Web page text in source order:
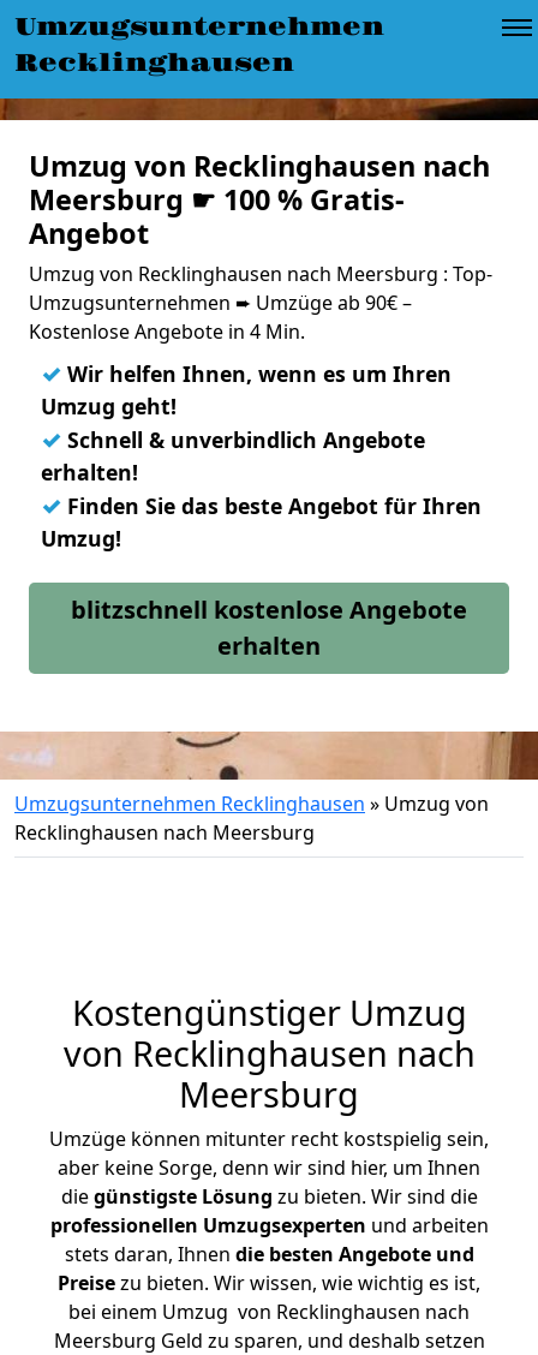
Umzugsunternehmen
Recklinghausen
Umzug von Recklinghausen nach
Meersburg ☛ 100 % Gratis-
Angebot
Umzug von Recklinghausen nach Meersburg : Top-
Umzugsunternehmen ➨ Umzüge ab 90€ –
Kostenlose Angebote in 4 Min.
✓ Wir helfen Ihnen, wenn es um Ihren
Umzug geht!
✓ Schnell & unverbindlich Angebote
erhalten!
✓ Finden Sie das beste Angebot für Ihren
Umzug!
blitzschnell kostenlose Angebote
erhalten
Umzugsunternehmen Recklinghausen » Umzug von
Recklinghausen nach Meersburg
Kostengünstiger Umzug
von Recklinghausen nach
Meersburg
Umzüge können mitunter recht kostspielig sein,
aber keine Sorge, denn wir sind hier, um Ihnen
diegünstigste Lösung zu bieten. Wir sind die
professionellen Umzugsexperten und arbeiten
stets daran, Ihnen die besten Angebote und
Preisezu bieten. Wir wissen, wie wichtig es ist,
bei einem Umzug von Recklinghausen nach
Meersburg Geld zu sparen, und deshalb setzen